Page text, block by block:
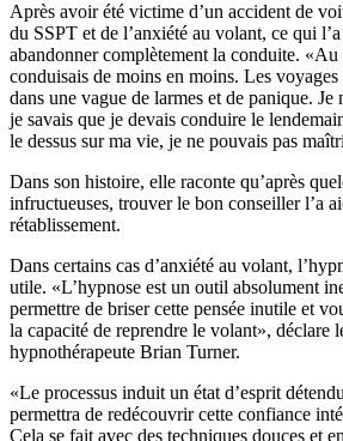
Après avoir été victime d’un accident de
du SSPT et de l’anxiété au volant, ce qui
abandonner complètement la conduite.
conduisais de moins en moins. Les
dans une vague de larmes et de panique.
je savais que je devais conduire le
le dessus sur ma vie, je ne pouvais pas
Dans son histoire, elle raconte qu’après
infructueuses, trouver le bon conseiller l’a
rétablissement.
Dans certains cas d’anxiété au volant,
utile. «L’hypnose est un outil absolument
permettre de briser cette pensée inutile et
la capacité de reprendre le volant», déclare
hypnothérapeute Brian Turner.
«Le processus induit un état d’esprit
permettra de redécouvrir cette confiance
Cela se fait avec des techniques douces et